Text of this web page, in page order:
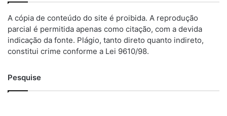
A cópia de conteúdo do site é proibida. A reprodução
parcial é permitida apenas como citação, com a devida
indicação da fonte. Plágio, tanto direto quanto indireto,
constitui crime conforme a Lei 9610/98.
Pesquise